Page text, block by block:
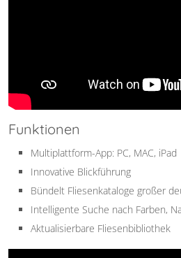
Funktionen
Multiplattform-App: PC, MAC, iPad
Innovative Blickführung
Bündelt Fliesenkataloge großer
Intelligente Suche nach Farben,
Aktualisierbare Fliesenbibliothek